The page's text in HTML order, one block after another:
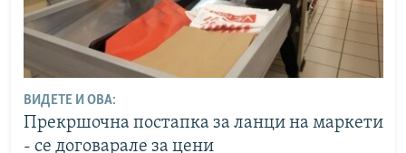
ВИДЕТЕ И ОВА:
Прекршочна постапка за ланци на маркети
- се договарале за цени